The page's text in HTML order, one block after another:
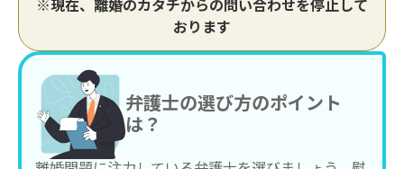
※現在、離婚のカタチからの問い合わせを停止して
おります
弁護士の選び方のポイント
は？